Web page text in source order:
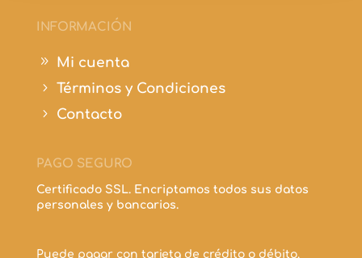
INFORMACIÓN
9 Mi cuenta
5 Términos y Condiciones
5 Contacto
PAGO SEGURO
Certificado SSL. Encriptamos todos sus datos
personales y bancarios.
Puede pagar con tarjeta de crédito o débito.